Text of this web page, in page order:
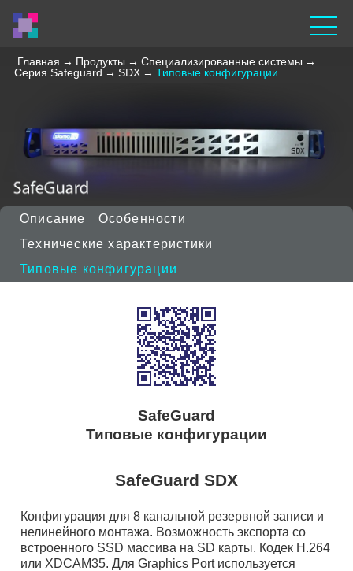
Главная → Продукты → Специализированные системы →
Серия Safeguard → SDX → Типовые конфигурации
Описание
Особенности
Технические характеристики
Типовые конфигурации
SafeGuard
Типовые конфигурации
SafeGuard SDX
Конфигурация для 8 канальной резервной записи и
нелинейного монтажа. Возможность экспорта со
встроенного SSD массива на SD карты. Кодек H.264
или XDCAM35. Для Graphics Port используется